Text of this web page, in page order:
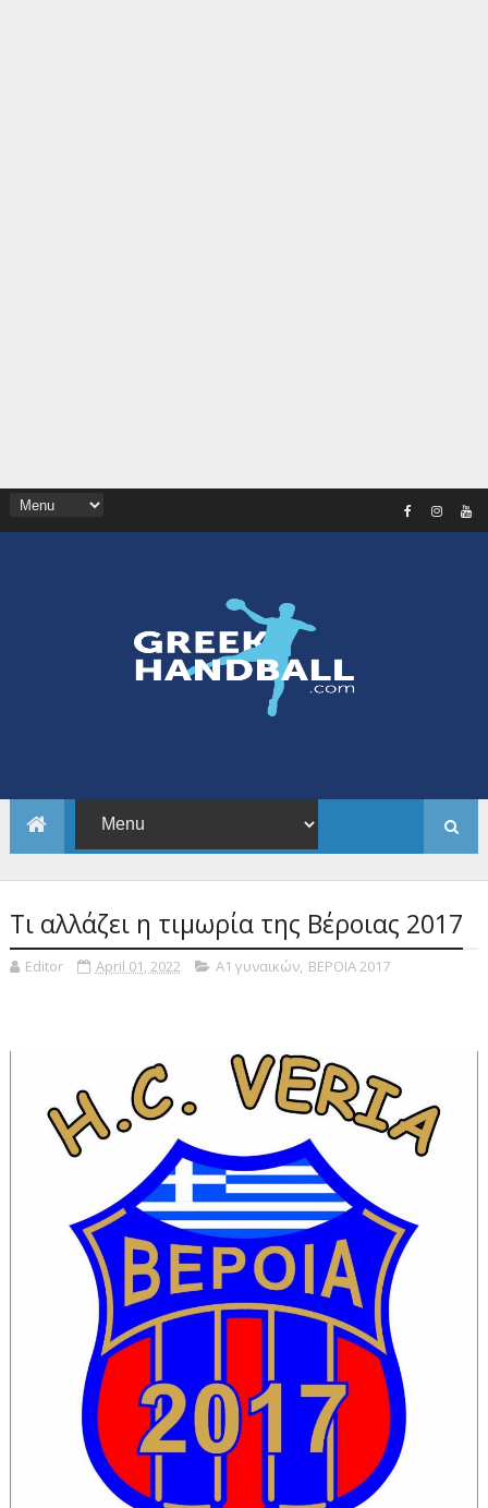
Τι αλλάζει η τιμωρία της Βέροιας 2017
Editor April 01, 2022 Α1 γυναικών, ΒΕΡΟΙΑ 2017